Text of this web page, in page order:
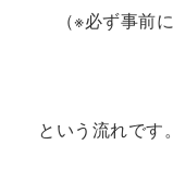
（※必ず事前
という流れです。